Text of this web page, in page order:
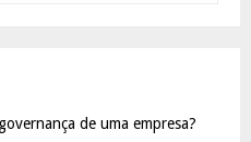
de uma empresa?